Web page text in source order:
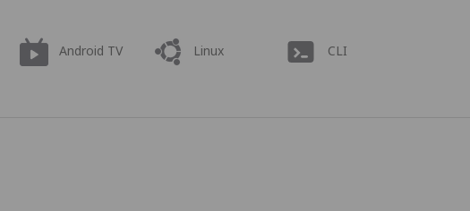
Android TV Linux CLI